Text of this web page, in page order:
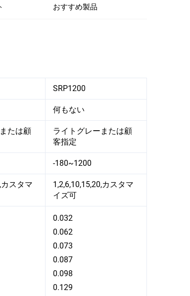
おすすめ製品
SRP1200
何もない
たは顧
ライトグレーまたは顧
客指定
-180~1200
カスタマ
1,2,6,10,15,20,カスタマ
イズ可
0.032
0.062
0.073
0.087
0.098
0.129